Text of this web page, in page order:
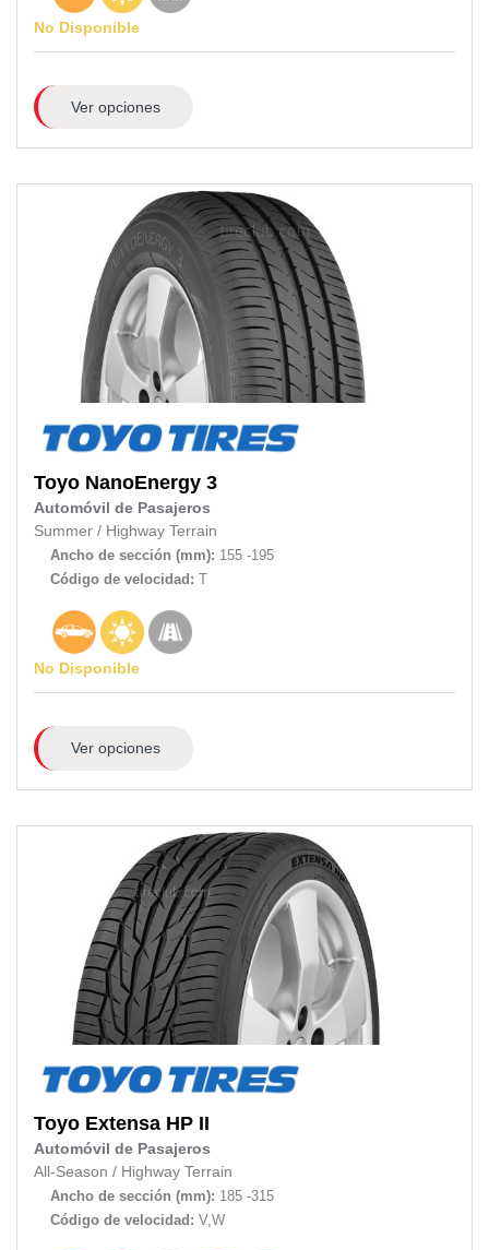
No Disponible
Ver opciones
Toyo NanoEnergy 3
Automóvil de Pasajeros
Summer / Highway Terrain
Ancho de sección (mm): 155 -195
Código de velocidad: T
No Disponible
Ver opciones
Toyo Extensa HP II
Automóvil de Pasajeros
All-Season / Highway Terrain
Ancho de sección (mm): 185 -315
Código de velocidad: V,W